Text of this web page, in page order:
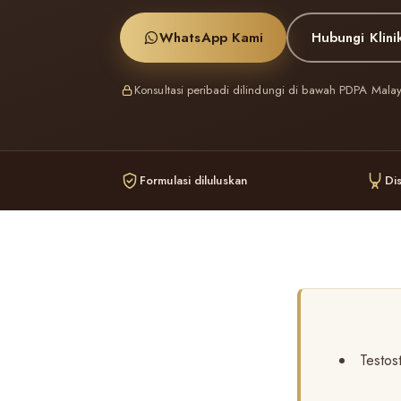
WhatsApp Kami Hubungi
Konsultasi peribadi dilindungi di bawah PDPA
Formulasi diluluskan